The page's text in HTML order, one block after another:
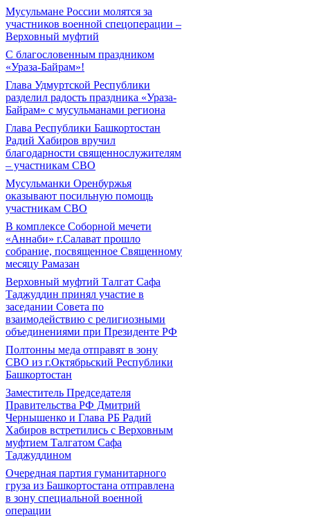
Мусульмане России молятся за
участников военной спецоперации –
Верховный муфтий
С благословенным праздником
«Ураза-Байрам»!
Глава Удмуртской Республики
разделил радость праздника «Ураза-
Байрам» с мусульманами региона
Глава Республики Башкортостан
Радий Хабиров вручил
благодарности священнослужителям
– участникам СВО
Мусульманки Оренбуржья
оказывают посильную помощь
участникам СВО
В комплексе Соборной мечети
«Аннаби» г.Салават прошло
собрание, посвященное Священному
месяцу Рамазан
Верховный муфтий Талгат Сафа
Таджуддин принял участие в
заседании Совета по
взаимодействию с религиозными
объединениями при Президенте РФ
Полтонны меда отправят в зону
СВО из г.Октябрьский Республики
Башкортостан
Заместитель Председателя
Правительства РФ Дмитрий
Чернышенко и Глава РБ Радий
Хабиров встретились с Верховным
муфтием Талгатом Сафа
Таджуддином
Очередная партия гуманитарного
груза из Башкортостана отправлена
в зону специальной военной
операции